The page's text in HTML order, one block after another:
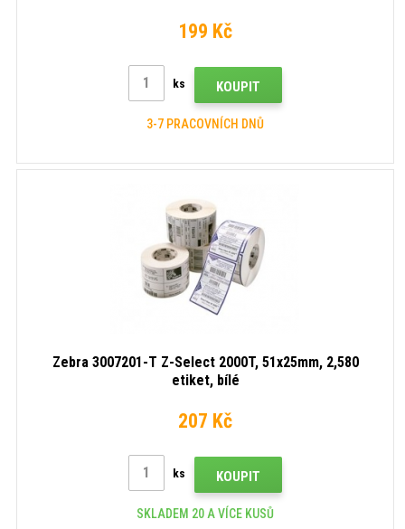
199 Kč
ks KOUPIT
3-7 PRACOVNÍCH DNŮ
Zebra 3007201-T Z-Select 2000T, 51x25mm, 2,580
etiket, bílé
207 Kč
ks KOUPIT
SKLADEM 20 A VÍCE KUSŮ